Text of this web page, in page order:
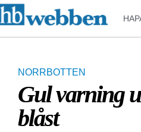
NORRBOTTEN
Gul varning
blåst